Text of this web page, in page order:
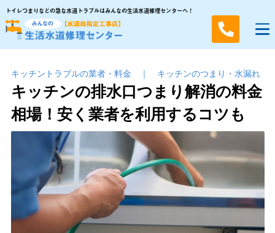
トイレつまりなどの急な水道トラブルはみんなの生活水道修理センターへ！
キッチントラブルの業者・料金 ｜ キッチンのつまり・⽔漏れ
キッチンの排水口つまり解消の料金
相場！安く業者を利用するコツも